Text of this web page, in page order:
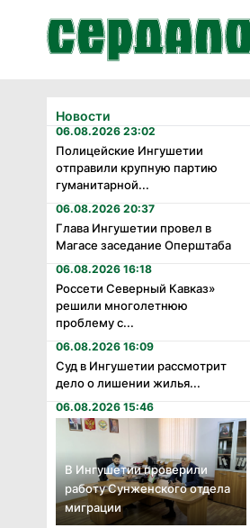
Новости
06.08.2026 23:02
Полицейские Ингушетии
отправили крупную партию
гуманитарной...
06.08.2026 20:37
Глава Ингушетии провел в
Магасе заседание Оперштаба
06.08.2026 16:18
Россети Северный Кавказ»
решили многолетнюю
проблему с...
06.08.2026 16:09
Суд в Ингушетии рассмотрит
дело о лишении жилья...
06.08.2026 15:46
В Ингушетии проверили
работу Сунженского отдела
миграции